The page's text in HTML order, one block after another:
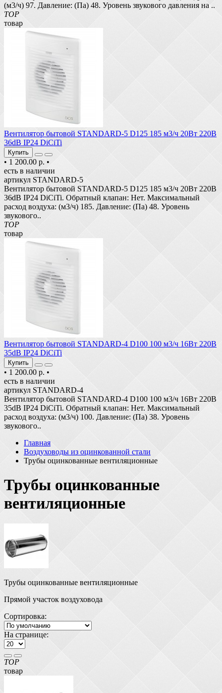
(м3/ч) 97. Давление: (Па) 48. Уровень звукового давления на ..
TOP
товар
Вентилятор бытовой STANDARD-5 D125 185 м3/ч 20Вт 220В
36dB IP24 DiCiTi
Купить
• 1 200.00 р. •
есть в наличии
артикул STANDARD-5
Вентилятор бытовой STANDARD-5 D125 185 м3/ч 20Вт 220В
36dB IP24 DiCiTi. Обратный клапан: Нет. Максимальный
расход воздуха: (м3/ч) 185. Давление: (Па) 48. Уровень
звукового..
TOP
товар
Вентилятор бытовой STANDARD-4 D100 100 м3/ч 16Вт 220В
35dB IP24 DiCiTi
Купить
• 1 200.00 р. •
есть в наличии
артикул STANDARD-4
Вентилятор бытовой STANDARD-4 D100 100 м3/ч 16Вт 220В
35dB IP24 DiCiTi. Обратный клапан: Нет. Максимальный
расход воздуха: (м3/ч) 100. Давление: (Па) 38. Уровень
звукового..
Главная
Воздуховоды из оцинкованной стали
Трубы оцинкованные вентиляционные
Трубы оцинкованные
вентиляционные
Трубы оцинкованные вентиляционные
Прямой участок воздуховода
Сортировка:
На странице:
TOP
товар